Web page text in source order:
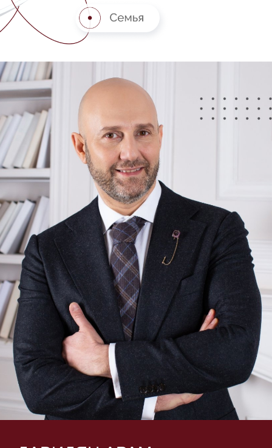
Профессор, главный врач Avroraclinic, хирург-
имплантолог, стоматолог, научный
стоматологических конгрессов, автор
нескольких хирургических методов, инноватор,
разработчик линейки хирургических
инструментов.
«В 2003 году мы создали новую концепцию
клиники. Нами руководила амбициозная идея
изменить облик отечественной стоматологии.
Важно было исключить все стрессовые
факторы: больничные запахи, жужжание машин,
пугающие фотографии. Этому подчинено все —
архитектурные решения, дизайн, комплексное
обследование, долгосрочный результат
и сервис.
Амбициозная идея тогда — реальность сейчас,
ведь для большинства клиентов визит к нам —
не обращение в клинику, а поход в гости. Это —
главное подтверждение статуса: пациенты,
выбирающие нас, возвращаются с семьей
и рекомендуют друзьям»
ПОДРОБНЕЕ О ДОКТОРЕ
НОВОСТИ БОЛЬШЕ НОВОСТЕЙ